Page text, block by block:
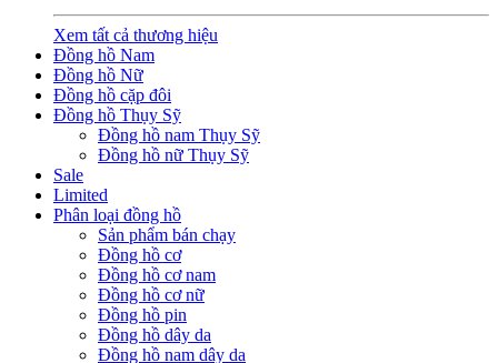
Xem tất cả thương hiệu
Đồng hồ Nam
Đồng hồ Nữ
Đồng hồ cặp đôi
Đồng hồ Thụy Sỹ
Đồng hồ nam Thụy Sỹ
Đồng hồ nữ Thụy Sỹ
Sale
Limited
Phân loại đồng hồ
Sản phẩm bán chạy
Đồng hồ cơ
Đồng hồ cơ nam
Đồng hồ cơ nữ
Đồng hồ pin
Đồng hồ dây da
Đồng hồ nam dây da